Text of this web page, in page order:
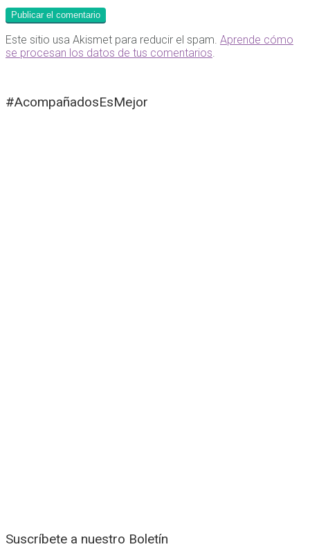
Este sitio usa Akismet para reducir el spam. Aprende cómo
se procesan los datos de tus comentarios.
#AcompañadosEsMejor
Suscríbete a nuestro Boletín